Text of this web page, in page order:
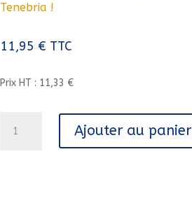
Tenebria !
11,95 € TTC
Prix HT : 11,33 €
TENEBRIA/3/CASTOR
Ajouter au panier